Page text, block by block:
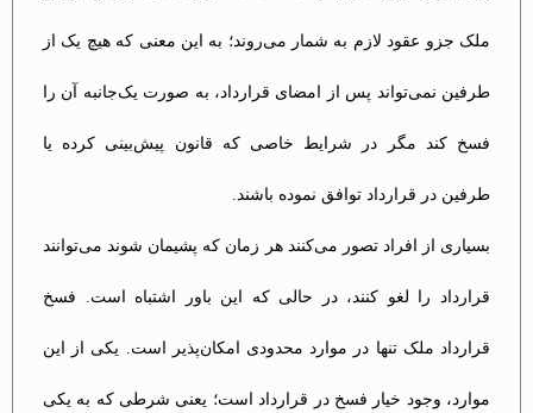
ملک جزو عقود لازم به شمار می‌روند؛ به این معنی که هیچ یک از
طرفین نمی‌تواند پس از امضای قرارداد، به صورت یک‌جانبه آن را
فسخ کند مگر در شرایط خاصی که قانون پیش‌بینی کرده یا
طرفین در قرارداد توافق نموده باشند​.
بسیاری از افراد تصور می‌کنند هر زمان که پشیمان شوند می‌توانند
قرارداد را لغو کنند، در حالی که این باور اشتباه است. فسخ
قرارداد ملک تنها در موارد محدودی امکان‌پذیر است. یکی از این
موارد، وجود خیار فسخ در قرارداد است؛ یعنی شرطی که به یکی